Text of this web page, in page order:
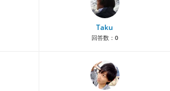
Taku
回答数： 0